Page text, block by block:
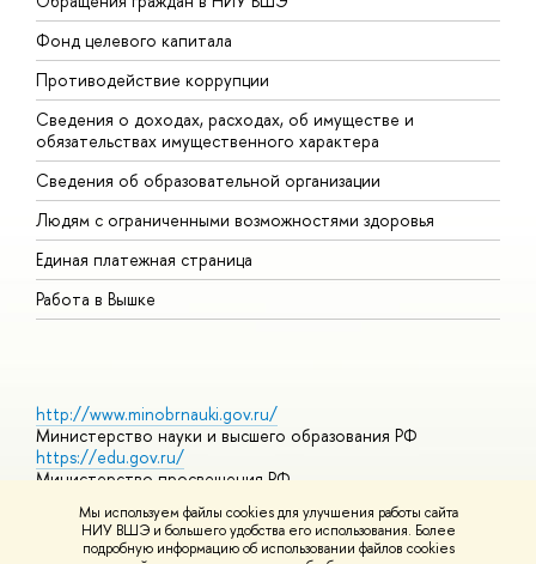
Мы используем файлы cookies для улучшения работы сайта
НИУ ВШЭ и большего удобства его использования. Более
подробную информацию об использовании файлов cookies
Фонд целевого капитала
Противодействие коррупции
Сведения о доходах, расходах, об имуществе и
обязательствах имущественного характера
Сведения об образовательной организации
Людям с ограниченными возможностями здоровья
Единая платежная страница
Работа в Вышке
http://www.minobrnauki.gov.ru/
Министерство науки и высшего образования РФ
https://edu.gov.ru/
Министерство просвещения РФ
https://elearning.hse.ru/mooc
Массовые открытые онлайн-курсы